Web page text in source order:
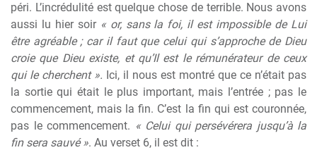
péri. L’incrédulité est quelque chose de terrible. Nous avons
aussi lu hier soir « or, sans la foi, il est impossible de Lui
être agréable ; car il faut que celui qui s’approche de Dieu
croie que Dieu existe, et qu’Il est le rémunérateur de ceux
qui le cherchent ». Ici, il nous est montré que ce n’était pas
la sortie qui était le plus important, mais l’entrée ; pas le
commencement, mais la fin. C’est la fin qui est couronnée,
pas le commencement. « Celui qui persévérera jusqu’à la
fin sera sauvé ». Au verset 6, il est dit :